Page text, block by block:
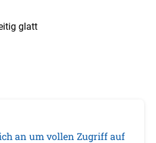
glatt
an um vollen Zugriff auf